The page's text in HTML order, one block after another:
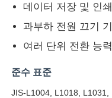
홈
제품 소개
데이터 저장 및 인
과부하 전원 끄기
여러 단위 전환 능
준수 표준
JIS-L1004, L1018, L1031,